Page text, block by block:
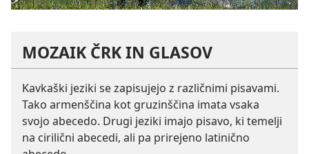
MOZAIK ČRK IN GLASOV
Kavkaški jeziki se zapisujejo z različnimi pisavami.
Tako armenščina kot gruzinščina imata vsaka
svojo abecedo. Drugi jeziki imajo pisavo, ki temelji
na cirilični abecedi, ali pa prirejeno latinično